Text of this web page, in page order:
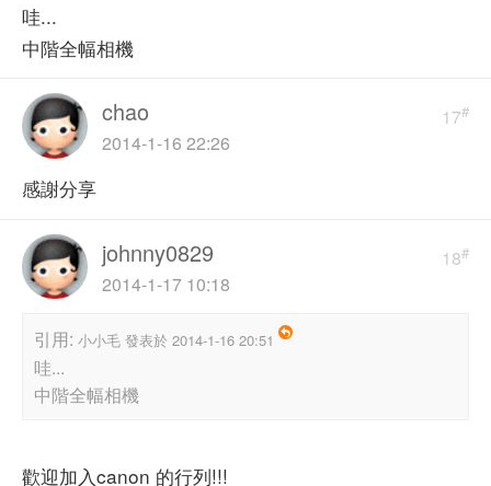
哇...
中階全幅相機
17#
chao
2014-1-16 22:26
感謝分享
18#
johnny0829
2014-1-17 10:18
引用: 小小毛 發表於 2014-1-16 20:51
哇...
中階全幅相機
歡迎加入canon 的行列!!!